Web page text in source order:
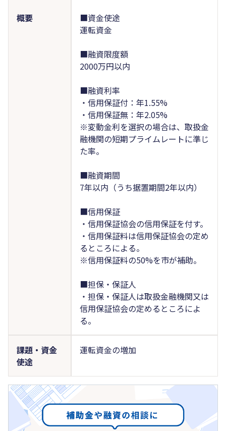
概要
■資金使途
運転資金
■融資限度額
2000万円以内
■融資利率
・信用保証付：年1.55%
・信用保証無：年2.05%
※変動金利を選択の場合は、取扱金
融機関の短期プライムレートに準じ
た率。
■融資期間
7年以内（うち据置期間2年以内）
■信用保証
・信用保証協会の信用保証を付す。
・信用保証料は信用保証協会の定め
るところによる。
※信用保証料の50%を市が補助。
■担保・保証人
・担保・保証人は取扱金融機関又は
信用保証協会の定めるところによ
る。
課題・資金
使途
運転資金の増加